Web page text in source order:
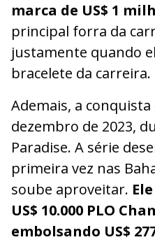
marca de US$ 1
principal forra da
justamente quando
bracelete da carreira.
Ademais, a
dezembro de 2023,
Paradise. A série
primeira vez nas
soube aproveitar.
US$ 10.000 PLO
embolsando US$